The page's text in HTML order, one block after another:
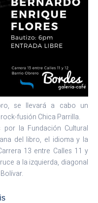
se llevará a cabo un
fusión Chica Parrilla.
por la Fundación Cultural
del libro, el idioma y la
13 entre Calles 11 y
a la izquierda, diagonal